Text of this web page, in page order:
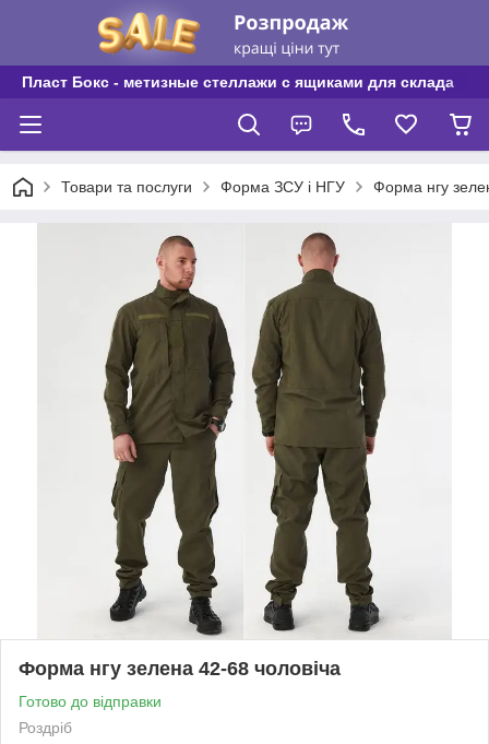
Пласт Бокс - метизные стеллажи с ящиками для склада
Товари та послуги Форма ЗСУ і НГУ Форма нгу
Форма нгу зелена 42-68 чоловіча
Готово до відправки
Роздріб